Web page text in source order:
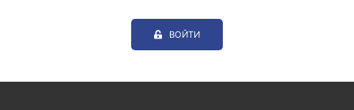
ВОЙТИ